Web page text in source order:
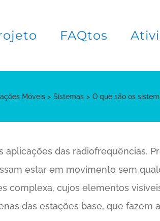
FAQtos
Móveis Sistemas O que são os
aplicações das radiofrequências.
estar em movimento sem
complexa, cujos elementos
das estações base, que fazem